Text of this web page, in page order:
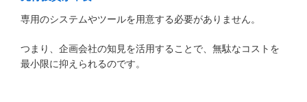
専用のシステムやツールを用意する必要がありません。
つまり、企画会社の知見を活用することで、無駄なコストを
最小限に抑えられるのです。